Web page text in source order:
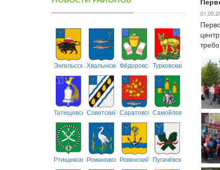
ЭнгельсскийХвалынскийФёдоровскийТурковский
ТатищевскийСоветский СаратовскийСамойловский
РтищевскийРомановскийРовенский Пугачёвский